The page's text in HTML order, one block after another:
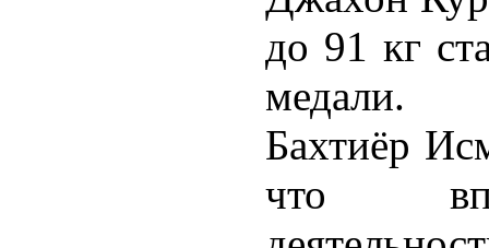
до 91 кг
медали.
Бахтиёр
что